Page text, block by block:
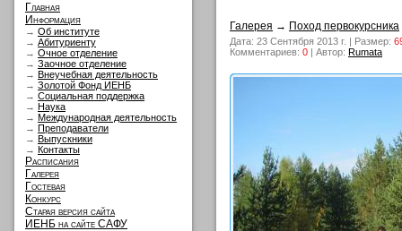
Главная
Информация
→ Об институте
→ Абитуриенту
→ Очное отделение
→ Заочное отделение
→ Внеучебная деятельность
→ Золотой Фонд ИЕНБ
→ Социальная поддержка
→ Наука
→ Международная деятельность
→ Преподаватели
→ Выпускники
→ Контакты
Расписания
Галерея
Гостевая
Конкурс
Старая версия сайта
ИЕНБ на сайте САФУ
Галерея → Поход первокурсника
Дата: 23 Сентября 2013 г. | Размер:
Комментариев: 0 | Автор: Rumata